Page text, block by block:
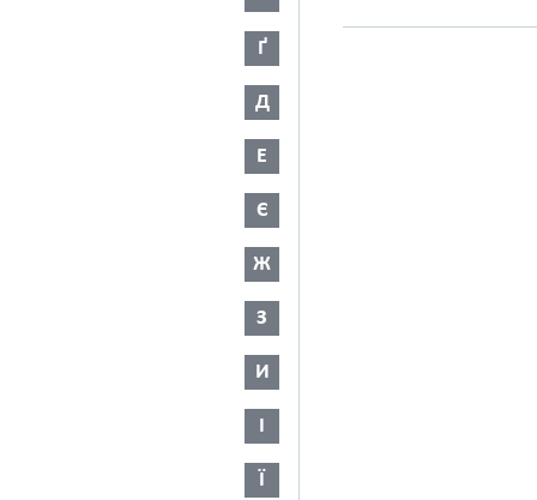
Ґ
Д
Е
Є
Ж
З
И
І
Ї